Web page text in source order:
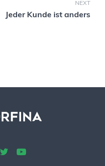
NEXT
Jeder Kunde ist anders